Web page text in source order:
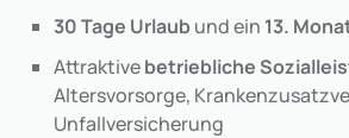
30 Tage Urlaubund ein 13.
Attraktivebetriebliche
Altersvorsorge,
Unfallversicherung